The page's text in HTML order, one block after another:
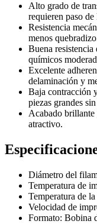
Alto grado de
requieren paso
Resistencia
menos
Buena resistencia
químicos
Excelente
delaminación y
Baja contracción
piezas grandes
Acabado
atractivo.
Diámetro del
Temperatura de
Temperatura de
Velocidad de
Formato: Bobina